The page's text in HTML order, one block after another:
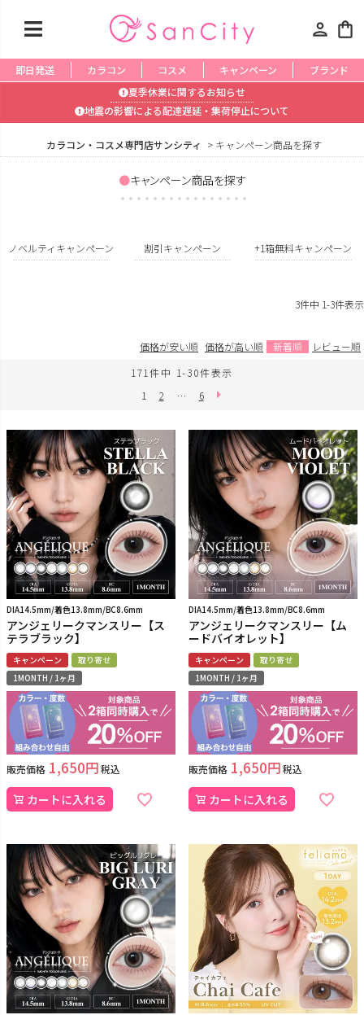
person shopping_bag
即日発送 カラコン コスメ キャンペーン
ブランド
夏季休業に関するお知らせ
地震の影響による配達遅延・集荷停止について
カラコン・コスメ専門店サンシティ キャンペーン商品を探す
キャンペーン商品を探す
ノベルティキャンペーン 割引キャンペーン +1箱無料キャンペーン
3件中 1-3件表示
価格が安い順 価格が高い順 新着順
レビュー順
171件中 1-30件表示
1
2 … 6
DIA14.5mm/着色13.8mm/BC8.6mm
アンジェリークマンスリー【ス
テラブラック】
キャンペーン
取り寄せ
1MONTH / 1ヶ月
販売価格 1,650 税込
カートに入れる
DIA14.5mm/着色13.8mm/BC8.6mm
アンジェリークマンスリー【ム
ードバイオレット】
キャンペーン
取り寄せ
1MONTH / 1ヶ月
販売価格 1,650 税込
カートに入れる